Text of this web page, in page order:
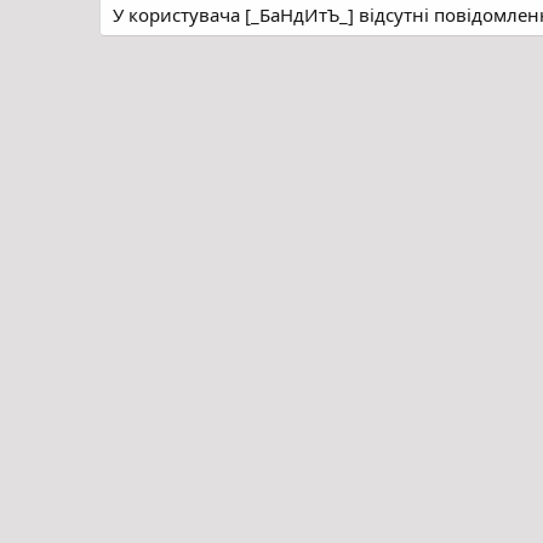
У користувача [_БаНдИтЪ_] відсутні